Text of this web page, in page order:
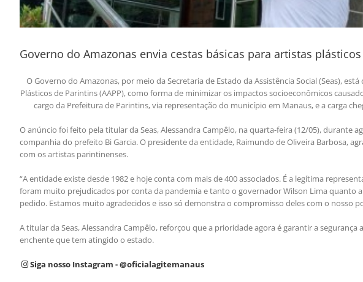
Governo do Amazonas envia cestas básicas para artistas
O Governo do Amazonas, por meio da Secretaria de Estado da Assistência Social (Seas),
Plásticos de Parintins (AAPP), como forma de minimizar os impactos socioeconômicos
cargo da Prefeitura de Parintins, via representação do município em Manaus, e a carga
O anúncio foi feito pela titular da Seas, Alessandra Campêlo, na quarta-feira (12/05), durante
companhia do prefeito Bi Garcia. O presidente da entidade, Raimundo de Oliveira Barbosa,
com os artistas parintinenses.
“A entidade existe desde 1982 e hoje conta com mais de 400 associados. É a legítima
foram muito prejudicados por conta da pandemia e tanto o governador Wilson Lima quanto
pedido. Estamos muito agradecidos e isso só demonstra o compromisso deles com o nosso
A titular da Seas, Alessandra Campêlo, reforçou que a prioridade agora é garantir a
enchente que tem atingido o estado.
Siga nosso Instagram - @oficialagitemanaus